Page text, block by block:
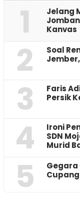
1
Jelang
Kanvas
2
‎Soal
3
Faris
Persik
4
Ironi
SDN
Murid
5
‎Gegara